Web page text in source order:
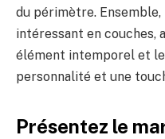
du périmètre.
intéressant en couches,
élément intemporel et
personnalité et une
Présentez le